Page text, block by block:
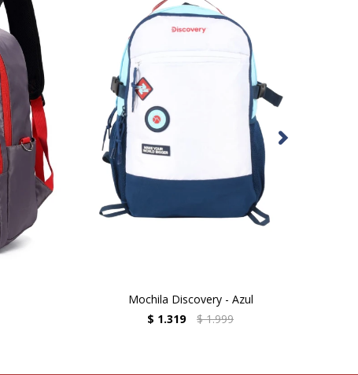
Mochila Discovery - Azul
$ 1.319 $ 1.999